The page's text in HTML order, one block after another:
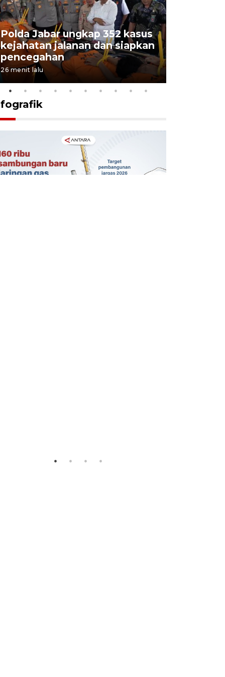
Polda Jabar ungkap 352 kasus
kejahatan jalanan dan siapkan
pencegahan
26 menit lalu